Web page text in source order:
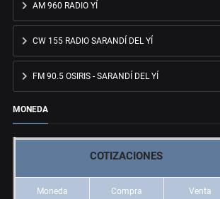
AM 960 RADIO YÍ
CW 155 RADIO SARANDÍ DEL YÍ
FM 90.5 OSIRIS - SARANDÍ DEL YÍ
MONEDA
COTIZACIONES
Moneda Compra Venta